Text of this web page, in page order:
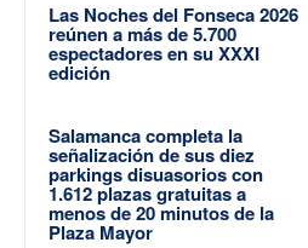
Las Noches del Fonseca 2026
reúnen a más de 5.700
espectadores en su XXXI
edición
Salamanca completa la
señalización de sus diez
parkings disuasorios con
1.612 plazas gratuitas a
menos de 20 minutos de la
Plaza Mayor